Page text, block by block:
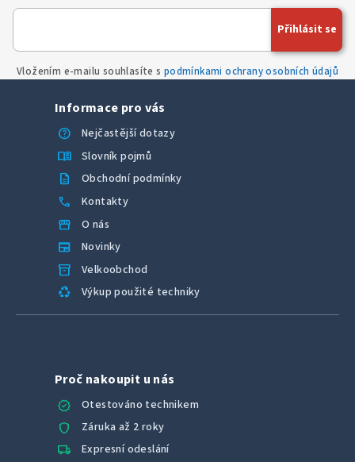
Vložením e-mailu souhlasíte s podmínkami ochrany osobních údajů
Přihlásit se
Informace pro vás
help
Nejčastější dotazy
menu_book Slovník pojmů
description Obchodní podmínky
call Kontakty
storefront O nás
newspaper Novinky
inventory_2 Velkoobchod
recycling Výkup použité techniky
Proč nakoupit u nás
verified
Otestováno technikem
shield Záruka až 2 roky
local_shipping Expresní odeslání